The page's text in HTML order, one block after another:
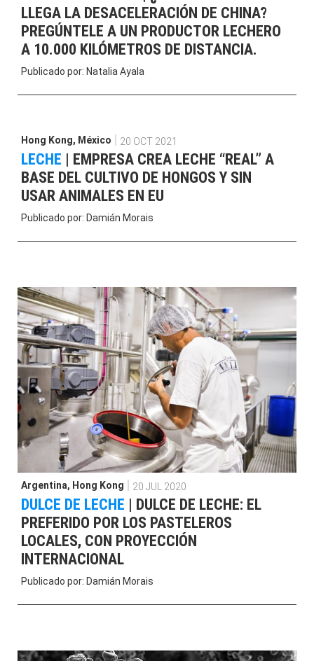
LLEGA LA DESACELERACIÓN DE CHINA?
PREGÚNTELE A UN PRODUCTOR LECHERO
A 10.000 KILÓMETROS DE DISTANCIA.
Publicado por: Natalia Ayala
Hong Kong, México 20 OCT 2021
LECHE | EMPRESA CREA LECHE “REAL” A
BASE DEL CULTIVO DE HONGOS Y SIN
USAR ANIMALES EN EU
Publicado por: Damián Morais
Argentina, Hong Kong 20 JUL 2020
DULCE DE LECHE | DULCE DE LECHE: EL
PREFERIDO POR LOS PASTELEROS
LOCALES, CON PROYECCIÓN
INTERNACIONAL
Publicado por: Damián Morais